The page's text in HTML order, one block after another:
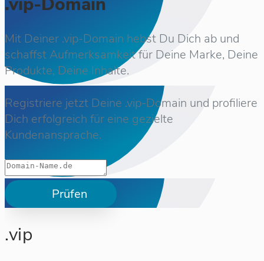
Mit Deiner .vip-Domain hebst Du Dich ab und
schaffst Aufmerksamkeit für Deine Marke, Deine
Produkte, Deine Inhalte.
Registriere jetzt Deine .vip-Domain und profiliere
Dich erfolgreich für eine gezielte
Kundenansprache.
Prüfen
.vip